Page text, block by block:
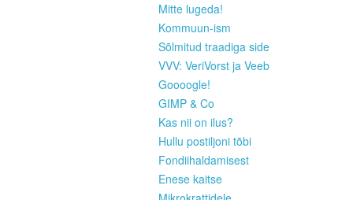
Mitte lugeda!
Kommuun-ism
Sõlmitud traadiga side
VVV: VeriVorst ja Veeb
Goooogle!
GIMP & Co
Kas nii on ilus?
Hullu postiljoni tõbi
Fondiihaldamisest
Enese kaitse